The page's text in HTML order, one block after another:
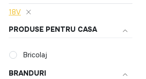
18V
PRODUSE PENTRU CASA
Bricolaj
BRANDURI